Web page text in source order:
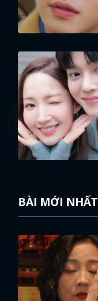
BÀI MỚI NHẤT